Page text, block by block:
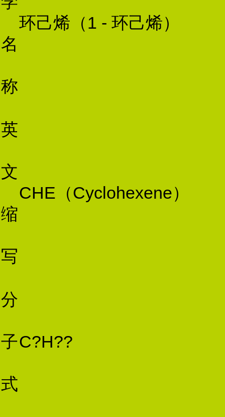
名
称
环己烯（1 - 环己烯）
英
文
缩
写
CHE（Cyclohexene）
分
子
式
C?H??